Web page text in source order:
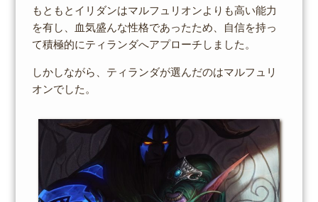
もともとイリダンはマルフュリオンよりも高い能力
を有し、血気盛んな性格であったため、自信を持っ
て積極的にティランダへアプローチしました。
しかしながら、ティランダが選んだのはマルフュリ
オンでした。